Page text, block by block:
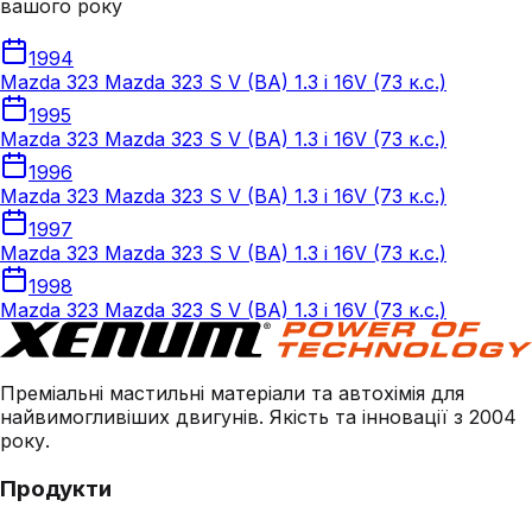
вашого року
1994
Mazda 323 Mazda 323 S V (BA) 1.3 i 16V (73 к.с.)
1995
Mazda 323 Mazda 323 S V (BA) 1.3 i 16V (73 к.с.)
1996
Mazda 323 Mazda 323 S V (BA) 1.3 i 16V (73 к.с.)
1997
Mazda 323 Mazda 323 S V (BA) 1.3 i 16V (73 к.с.)
1998
Mazda 323 Mazda 323 S V (BA) 1.3 i 16V (73 к.с.)
Преміальні мастильні матеріали та автохімія для
найвимогливіших двигунів. Якість та інновації з 2004
року.
Продукти